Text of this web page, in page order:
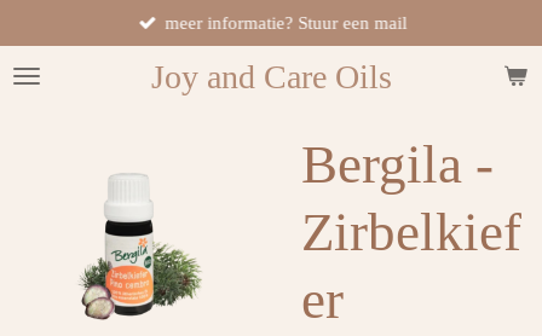
direct
naar
Joy and Care Oils
meer informatie? Stuur een mail
Bergila -
Zirbelkief
er